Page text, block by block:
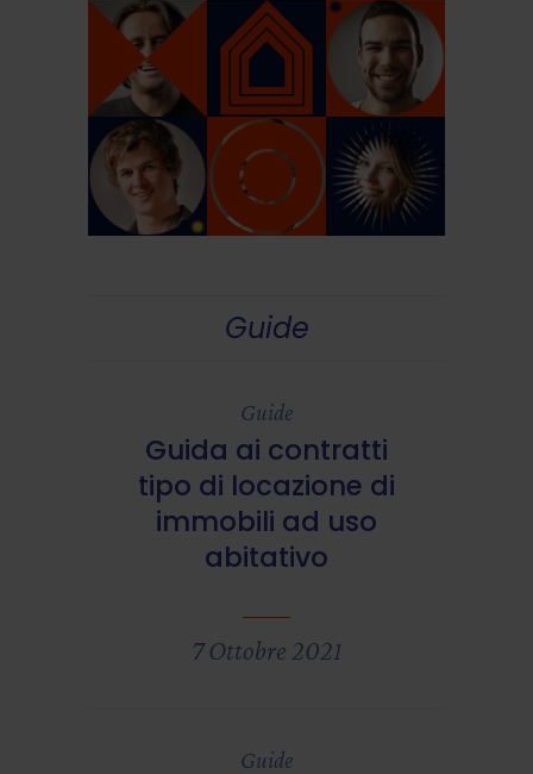
Guide
Guide
Guida ai contratti
tipo di locazione di
immobili ad uso
abitativo
7 Ottobre 2021
Guide